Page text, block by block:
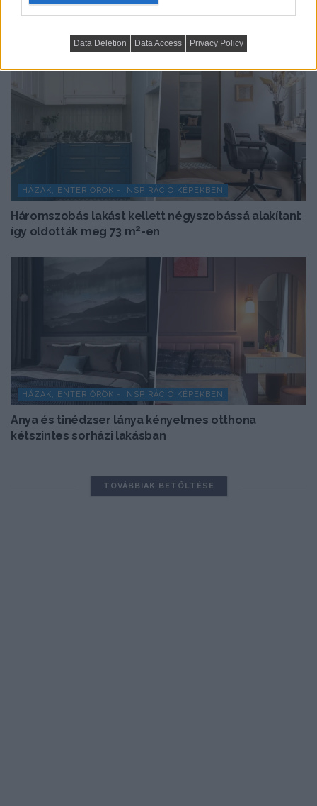
Data Deletion Data Access Privacy Policy
HÁZAK, ENTERIŐRÖK - INSPIRÁCIÓ KÉPEKBEN
Háromszobás lakást kellett négyszobássá alakítani:
így oldották meg 73 m²-en
HÁZAK, ENTERIŐRÖK - INSPIRÁCIÓ KÉPEKBEN
Anya és tinédzser lánya kényelmes otthona
kétszintes sorházi lakásban
TOVÁBBIAK BETÖLTÉSE